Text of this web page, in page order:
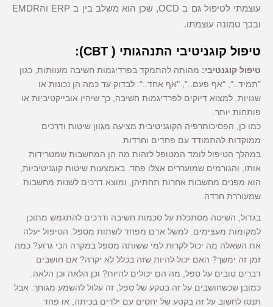
עוצמתי לטיפול גם ב OCD, שכן הוא משלב בין ב ERP והEMDR
ובכך טמונה עוצמתו.
טיפול קוגניטיבי התנהגותי ( CBT):
טיפול קוגנטיבי: מהותה להתמקד בפרדיגמות חשיבה מעוותות, כגון
"תמיד..", "אף פעם..", "אף אחד..". לבדוק עד כמה הן נכונות או
שגויות. למצוא דיוקים לפרדיגמות חשיבה, כך שיהיו אובייקטיביות או
פותחות יותר.
כמו כן, הפסיכותרפיה הקוגניטיבית מציעה מגוון שיטות ודרכים
ממוקדות להתמודד עם פחדים וחרדות.
במהלך הטיפול לומד המטופל לזהות מה הן המחשבות שמטרידות
אותו, והגורמים שמועררים אצלו פחד. באמצעות שיטות קוגניטיביות,
הוא מפנים מחשבות אחרות תחתיהן, ומוצא דרכים לשנות מחשבות
שמעוררת חרדה.
בגדול, השיטה מסתכלת על סכמות חשיבה ודרכים להתגמש מתוכן
למקומות מעצימים. למשל אדם מפחד לשתות מספל. הטיפול יעלה
את השאלה מה יכול לקרות למי ששותה מספל במקרה הכי גרוע? כמה
זמן זה ימשך? האם יכול להיות שזה בכלל לא יקרה? אם חושבים
דברים טובים על ספל, מה הם יכולים להיות? וכן הלאה וכן הלאה.
כמובן שכשחושבים על זה בטקע של ספל, זה עלול להשמע מגוחך. אבל
תנסו לחשוב על זה בקטע של יחסים עם ילדים בכיתה, או פחד